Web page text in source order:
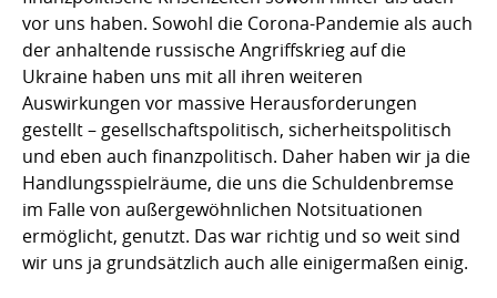
vor uns haben. Sowohl die Corona-Pandemie als auch
der anhaltende russische Angriffskrieg auf die
Ukraine haben uns mit all ihren weiteren
Auswirkungen vor massive Herausforderungen
gestellt – gesellschaftspolitisch, sicherheitspolitisch
und eben auch finanzpolitisch. Daher haben wir ja die
Handlungsspielräume, die uns die Schuldenbremse
im Falle von außergewöhnlichen Notsituationen
ermöglicht, genutzt. Das war richtig und so weit sind
wir uns ja grundsätzlich auch alle einigermaßen einig.